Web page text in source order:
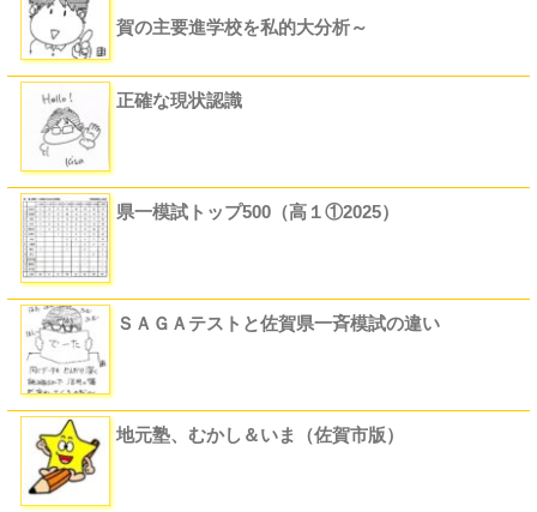
賀の主要進学校を私的大分析～
正確な現状認識
県一模試トップ500（高１①2025）
ＳＡＧＡテストと佐賀県一斉模試の違い
地元塾、むかし＆いま（佐賀市版）